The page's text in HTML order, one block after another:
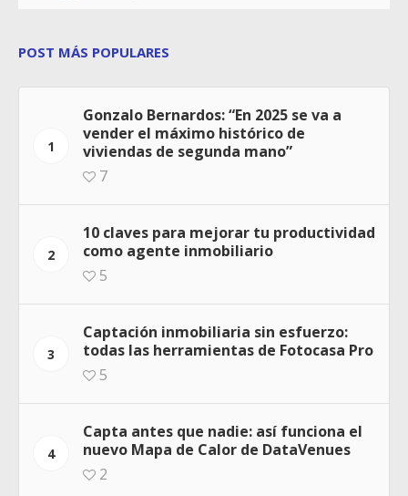
POST MÁS POPULARES
1
Gonzalo Bernardos: “En 2025 se va a
vender el máximo histórico de
viviendas de segunda mano”
7
2
10 claves para mejorar tu productividad
como agente inmobiliario
5
3
Captación inmobiliaria sin esfuerzo:
todas las herramientas de Fotocasa Pro
5
4
Capta antes que nadie: así funciona el
nuevo Mapa de Calor de DataVenues
2